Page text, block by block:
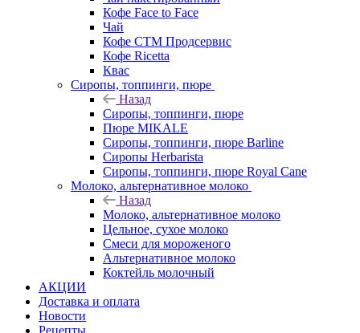
Кофе Face to Face
Чай
Кофе СТМ Продсервис
Кофе Ricetta
Квас
Сиропы, топпинги, пюре
Назад
Сиропы, топпинги, пюре
Пюре MIKALE
Сиропы, топпинги, пюре Barline
Сиропы Herbarista
Сиропы, топпинги, пюре Royal Cane
Молоко, альтернативное молоко
Назад
Молоко, альтернативное молоко
Цельное, сухое молоко
Смеси для мороженого
Альтернативное молоко
Коктейль молочный
АКЦИИ
Доставка и оплата
Новости
Рецепты